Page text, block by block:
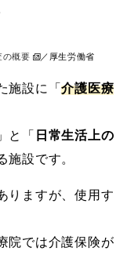
概要 ／厚生労働省
施設に「介護医療
」と「
日常生活上の
施設です。
りますが、使用す
院では介護保険が